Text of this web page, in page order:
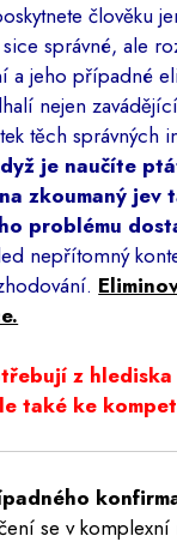
člověku
správné, ale
a jeho případné
nejen
těch správných
je naučíte
zkoumaný
problému
nepřítomný
z
také ke
se v komplexní